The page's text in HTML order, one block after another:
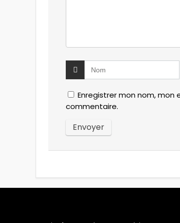
Enregistrer mon nom,
commentaire.